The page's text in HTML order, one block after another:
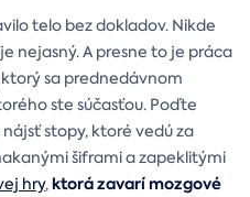
telo bez dokladov. Nikde
nejasný. A presne to je práca
ktorý sa prednedávnom
ste súčasťou. Poďte
stopy, ktoré vedú za
šiframi a zapeklitými
hry,ktorá zavarí mozgové